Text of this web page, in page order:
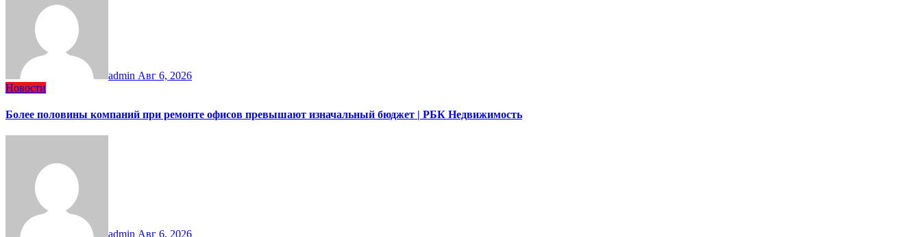
admin Авг 6, 2026
Новости
Более половины компаний при ремонте офисов превышают изначальный бюджет | РБК Недвижимость
admin Авг 6, 2026